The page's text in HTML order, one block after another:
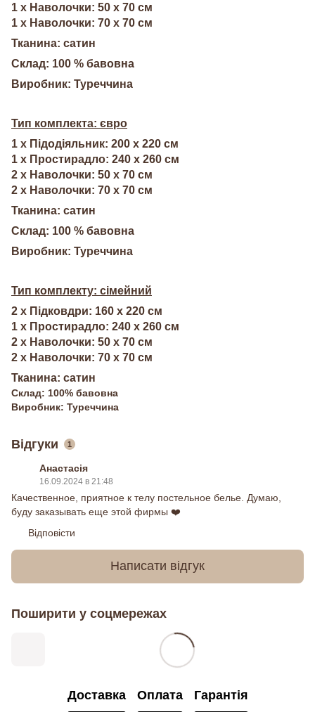
1 х Наволочки: 50 х 70 см
1 х Наволочки: 70 х 70 см
Тканина: сатин
Склад: 100 % бавовна
Виробник: Туреччина
Тип комплекта: євро
1 х Підодіяльник: 200 х 220 см
1 х Простирадло: 240 х 260 см
2 х Наволочки: 50 х 70 см
2 х Наволочки: 70 х 70 см
Тканина: сатин
Склад: 100 % бавовна
Виробник: Туреччина
Тип комплекту: сімейний
2 х Підковдри: 160 х 220 см
1 х Простирадло: 240 х 260 см
2 х Наволочки: 50 х 70 см
2 х Наволочки: 70 х 70 см
Тканина: сатин
Склад: 100% бавовна
Виробник: Туреччина
Відгуки 1
Анастасія
16.09.2024 в 21:48
Качественное, приятное к телу постельное белье. Думаю,
буду заказывать еще этой фирмы ❤️
Відповісти
Написати відгук
Поширити у соцмережах
Доставка Оплата Гарантія